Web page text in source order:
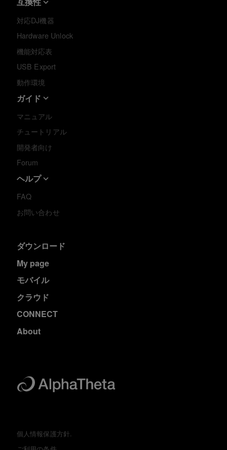
対応DJ機器
Hardware Unlock
機能対応表
USB Export
動作環境
ガイド
マニュアル
チュートリアル
開発者向け
Forum
ヘルプ
FAQ
お問い合わせ
ダウンロード
My page
モバイル
クラウド
CONNECT
About
個人情報保護方針.